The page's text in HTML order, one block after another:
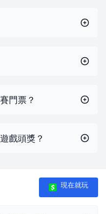
門票？
戲頭獎？
現在就玩